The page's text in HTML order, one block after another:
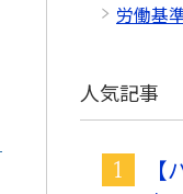
労働基
人気記事